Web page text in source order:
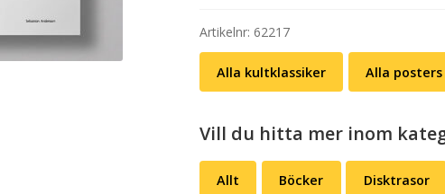
Percy
(A3)
mängd
Artikelnr: 62217
Alla kultklassiker Alla posters
Vill du hitta mer inom
Allt Böcker Disktrasor